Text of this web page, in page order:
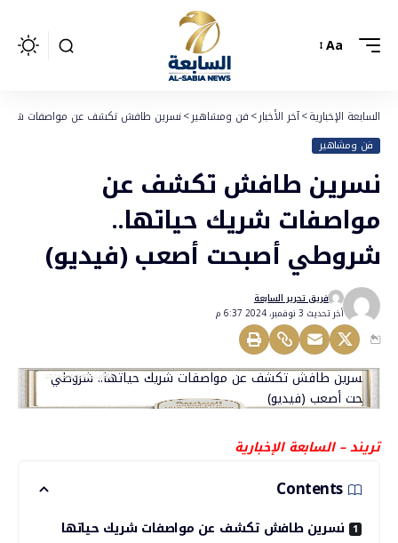
Aa
السابعة الإخبارية>آخر الأخبار>فن ومشاهير>نسرين طافش تكشف عن مواصفات شريك
فن ومشاهير
نسرين طافش تكشف عن
مواصفات شريك حياتها..
شروطي أصبحت أصعب (فيديو)
أخر تحديث 3 نوفمبر، 2024 6:37 م
فريق تحرير السابعة
تريند – السابعة الإخبارية
Contents
نسرين طافش تكشف عن مواصفات شريك حياتها